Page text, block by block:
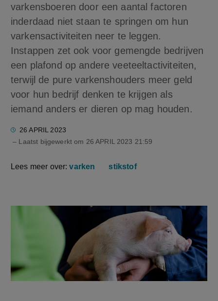
varkensboeren door een aantal factoren
inderdaad niet staan te springen om hun
varkensactiviteiten neer te leggen.
Instappen zet ook voor gemengde bedrijven
een plafond op andere veeteeltactiviteiten,
terwijl de pure varkenshouders meer geld
voor hun bedrijf denken te krijgen als
iemand anders er dieren op mag houden.
26 APRIL 2023
– Laatst bijgewerkt om 26 APRIL 2023 21:59
Lees meer over:varken stikstof